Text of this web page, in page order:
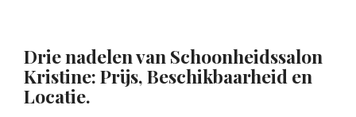
Drie nadelen van Schoonheidssalon
Kristine: Prijs, Beschikbaarheid en
Locatie.